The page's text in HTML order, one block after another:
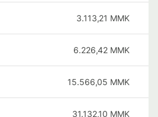
3.113,21 MMK
6.226,42 MMK
15.566,05 MMK
31.132,10 MMK